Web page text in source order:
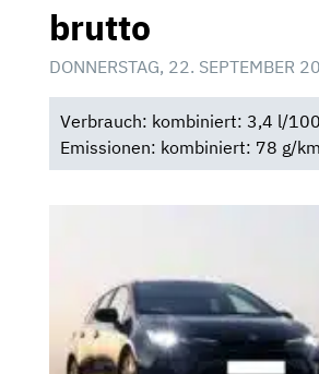
brutto
DONNERSTAG, 22. SEPTEMBER
Verbrauch: kombiniert: 3,4 l/
Emissionen: kombiniert: 78 g/